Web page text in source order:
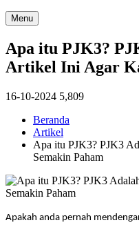
Menu
Apa itu PJK3?
Artikel Ini Agar
16-10-2024 5,809
Beranda
Artikel
Apa itu PJK3? PJK3
Semakin Paham
Apakah anda pernah